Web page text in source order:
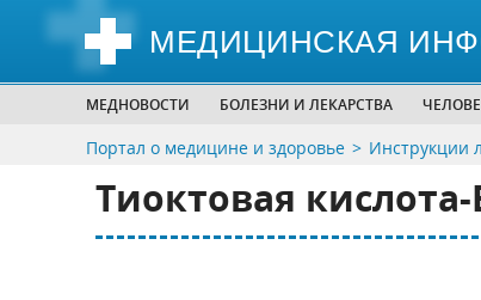
МЕДИЦИНСКАЯ
МЕДНОВОСТИ БОЛЕЗНИ И ЛЕКАРСТВА
Портал о медицине и здоровье Инструкции
Тиоктовая